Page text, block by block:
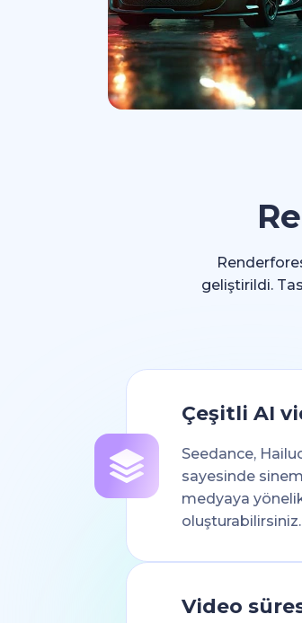
geliştirildi.
Çeşitli AI
Seedance,
sayesinde
medyaya
oluşturabilirsiniz.
Video